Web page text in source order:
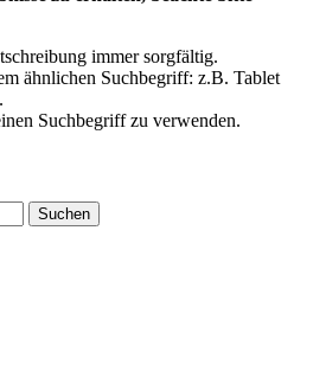
immer sorgfältig.
ähnlichen Suchbegriff: z.B. Tablet
Suchbegriff zu verwenden.
Suchen